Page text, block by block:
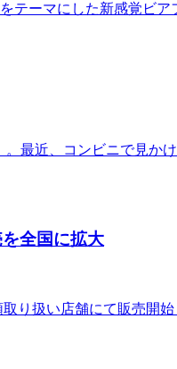
ーマにした新感覚ビア
最近、コンビニで見か
全国に拡大
り扱い店舗にて販売開始